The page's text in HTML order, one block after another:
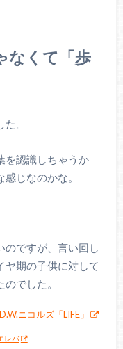
なくて「歩
。
を認識しちゃうか
じなのかな。
のですが、言い回し
ヤ期の子供に対して
でした。
ニコルズ「LIFE」
レバ